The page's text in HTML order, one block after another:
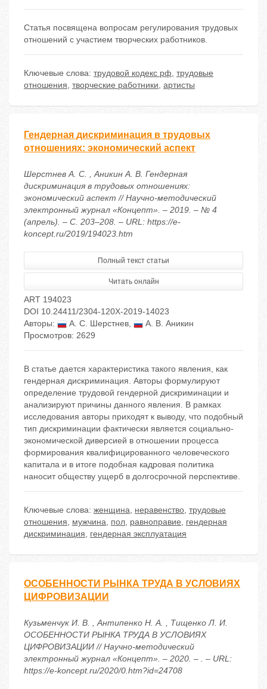
Статья посвящена вопросам регулирования трудовых
отношений с участием творческих работников.
Ключевые слова: трудовой кодекс рф, трудовые
отношения, творческие работники, артисты
Гендерная дискриминация в трудовых
отношениях: экономический аспект
Шерстнев А. С. , Аникин А. В. Гендерная
дискриминация в трудовых отношениях:
экономический аспект // Научно-методический
электронный журнал «Концепт». – 2019. – № 4
(апрель). – С. 203–208. – URL: https://e-
koncept.ru/2019/194023.htm
Полный текст статьи
Читать онлайн
ART 194023
DOI 10.24411/2304-120X-2019-14023
Авторы:
А. С. Шерстнев,
А. В. Аникин
Просмотров: 2629
В статье дается характеристика такого явления, как
гендерная дискриминация. Авторы формулируют
определение трудовой гендерной дискриминации и
анализируют причины данного явления. В рамках
исследования авторы приходят к выводу, что подобный
тип дискриминации фактически является социально-
экономической диверсией в отношении процесса
формирования квалифицированного человеческого
капитала и в итоге подобная кадровая политика
наносит обществу ущерб в долгосрочной перспективе.
Ключевые слова: женщина, неравенство, трудовые
отношения, мужчина, пол, равноправие, гендерная
дискриминация, гендерная эксплуатация
ОСОБЕННОСТИ РЫНКА ТРУДА В УСЛОВИЯХ
ЦИФРОВИЗАЦИИ
Кузьменчук И. В. , Антипенко Н. А. , Тищенко Л. И.
ОСОБЕННОСТИ РЫНКА ТРУДА В УСЛОВИЯХ
ЦИФРОВИЗАЦИИ // Научно-методический
электронный журнал «Концепт». – 2020. – . – URL:
https://e-koncept.ru/2020/0.htm?id=24708